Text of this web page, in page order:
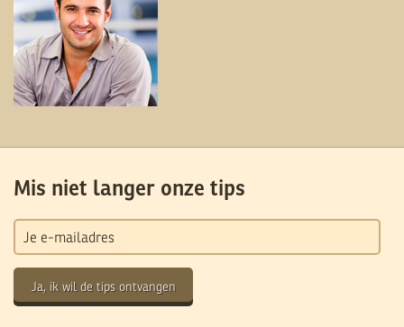
Mis niet langer onze tips
Ja, ik wil de tips ontvangen